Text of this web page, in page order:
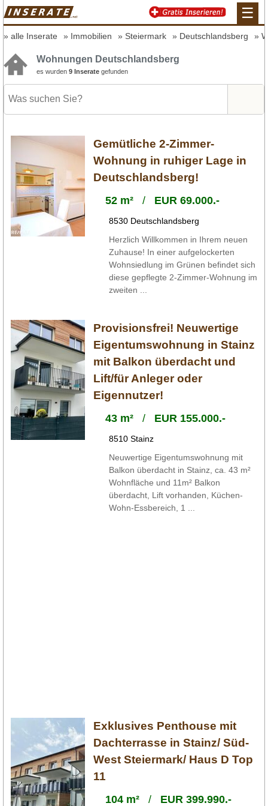
☰
alle Inserate Immobilien Steiermark Deutschlandsberg
Wohnungen Deutschlandsberg
es wurden 9 Inserate gefunden
Gemütliche 2-Zimmer-
Wohnung in ruhiger Lage in
Deutschlandsberg!
52 m²/ EUR 69.000.-
8530 Deutschlandsberg
Herzlich Willkommen in Ihrem neuen
Zuhause! In einer aufgelockerten
Wohnsiedlung im Grünen befindet sich
diese gepflegte 2-Zimmer-Wohnung im
zweiten ...
Provisionsfrei! Neuwertige
Eigentumswohnung in Stainz
mit Balkon überdacht und
Lift/für Anleger oder
Eigennutzer!
43 m²/ EUR 155.000.-
8510 Stainz
Neuwertige Eigentumswohnung mit
Balkon überdacht in Stainz, ca. 43 m²
Wohnfläche und 11m² Balkon
überdacht, Lift vorhanden, Küchen-
Wohn-Essbereich, 1 ...
Exklusives Penthouse mit
Dachterrasse in Stainz/ Süd-
West Steiermark/ Haus D Top
11
104 m²/ EUR 399.990.-